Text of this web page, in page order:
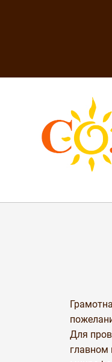
Для
главном